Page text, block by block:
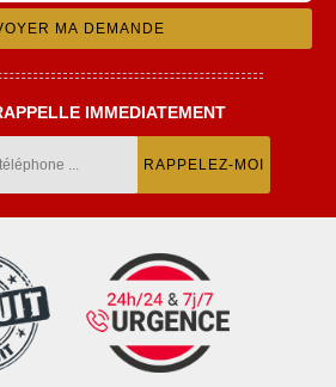
IMMEDIATEMENT